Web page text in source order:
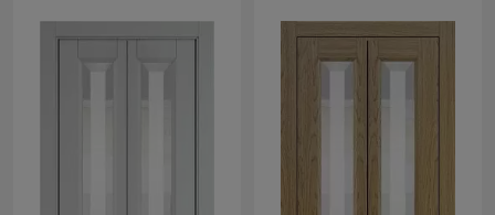
Cначала
скидки